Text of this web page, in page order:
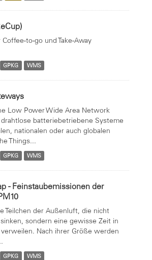
to-go und Take-Away
GPKG WMS
Low Power Wide Area Network
batteriebetriebene Systeme
nationalen oder auch globalen
Things...
GPKG WMS
- Feinstaubemissionen der
Teilchen der Außenluft, die nicht
sondern eine gewisse Zeit in
Nach ihrer Größe werden
GPKG WMS